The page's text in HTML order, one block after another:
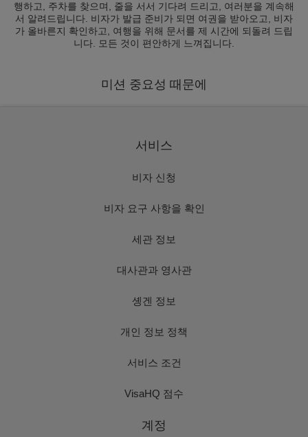
행하고, 주차를 찾으며, 줄을 서서 기다려 드리고, 여러분을 계속해
서 알려드립니다. 비자가 발급 준비가 되면 여권을 받아오고, 비자
가 올바른지 확인하고, 여행을 위해 문서를 제 시간에 되돌려 드립
니다. 모든 것이 편안하게 느껴집니다.
미션 중요성 때문에
서비스
비자 신청
비자 요구 사항을 확인
세관 정보
대사관과 영사관
솅겐 정보
개인 정보 정책
서비스 조건
VisaHQ 점수
계정